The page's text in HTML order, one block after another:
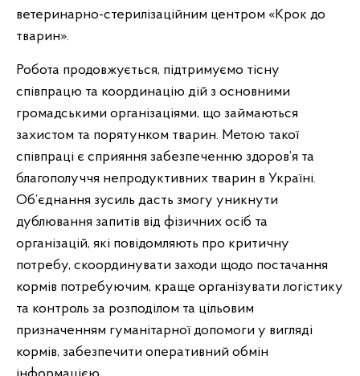
ветеринарно-стерилізаційним центром «Крок до
тварин».
Робота продовжується, підтримуємо тісну
співпрацю та координацію дій з основними
громадськими організаціями, що займаються
захистом та порятунком тварин. Метою такої
співпраці є сприяння забезпеченню здоров’я та
благополуччя непродуктивних тварин в Україні.
Об’єднання зусиль дасть змогу уникнути
дублювання запитів від фізичних осіб та
організацій, які повідомляють про критичну
потребу, скоординувати заходи щодо постачання
кормів потребуючим, краще організувати логістику
та контроль за розподілом та цільовим
призначенням гуманітарної допомоги у вигляді
кормів, забезпечити оперативний обмін